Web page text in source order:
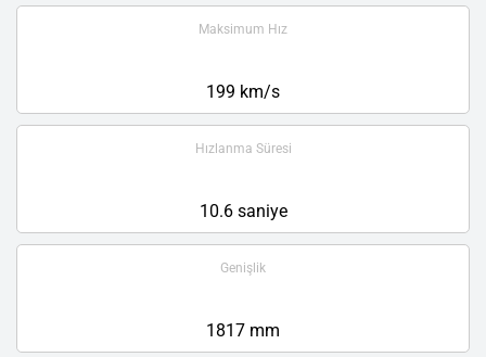
Maksimum Hız
199 km/s
Hızlanma Süresi
10.6 saniye
Genişlik
1817 mm